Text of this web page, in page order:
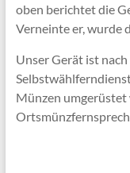
oben berichtet die
Verneinte er, wurde
Unser Gerät ist
Münzen